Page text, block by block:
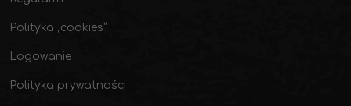
Polityka „cookies”
Logowanie
Polityka prywatności